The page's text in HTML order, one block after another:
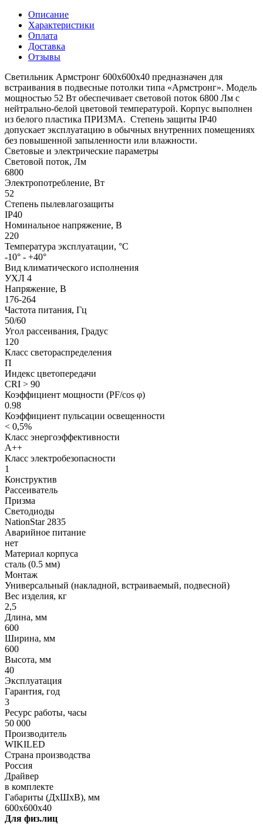
Описание
Характеристики
Оплата
Доставка
Отзывы
Светильник Армстронг 600х600х40 предназначен для
встраивания в подвесные потолки типа «Армстронг». Модель
мощностью 52 Вт обеспечивает световой поток 6800 Лм с
нейтрально-белой цветовой температурой. Корпус выполнен
из белого пластика ПРИЗМА. Степень защиты IP40
допускает эксплуатацию в обычных внутренних помещениях
без повышенной запыленности или влажности.
Световые и электрические параметры
Световой поток, Лм
6800
Электропотребление, Вт
52
Степень пылевлагозащиты
IP40
Номинальное напряжение, В
220
Температура эксплуатации, °C
-10° - +40°
Вид климатического исполнения
УХЛ 4
Напряжение, В
176-264
Частота питания, Гц
50/60
Угол рассеивания, Градус
120
Класс светораспределения
П
Индекс цветопередачи
CRI > 90
Коэффициент мощности (PF/cos φ)
0.98
Коэффициент пульсации освещенности
< 0,5%
Класс энергоэффективности
А++
Класс электробезопасности
1
Конструктив
Рассеиватель
Призма
Светодиоды
NationStar 2835
Аварийное питание
нет
Материал корпуса
сталь (0.5 мм)
Монтаж
Универсальный (накладной, встраиваемый, подвесной)
Вес изделия, кг
2,5
Длина, мм
600
Ширина, мм
600
Высота, мм
40
Эксплуатация
Гарантия, год
3
Ресурс работы, часы
50 000
Производитель
WIKILED
Страна производства
Россия
Драйвер
в комплекте
Габариты (ДхШхВ), мм
600х600х40
Для физ.лиц